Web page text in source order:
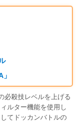
必殺技レベルを上げる
ルター機能を使用し
てドッカンバトルの